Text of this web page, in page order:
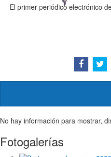
El primer periódico electrónico
No hay información para mostrar,
Fotogalerías